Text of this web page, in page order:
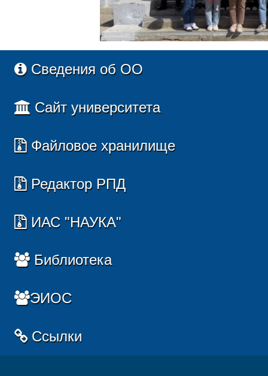
Сведения об ОО
Сайт университета
Файловое хранилище
Редактор РПД
ИАС "НАУКА"
Библиотека
ЭИОС
Ссылки